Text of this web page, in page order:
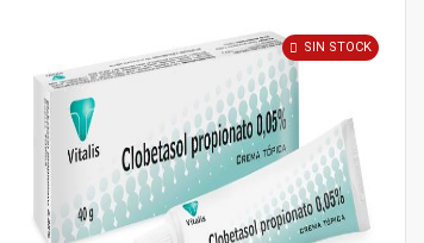
SIN STOCK